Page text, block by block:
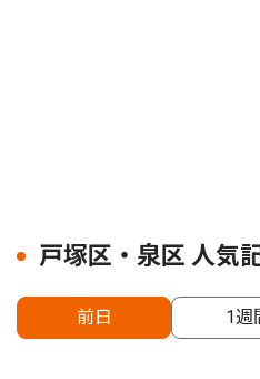
戸塚区・泉区 人気
前日 1週